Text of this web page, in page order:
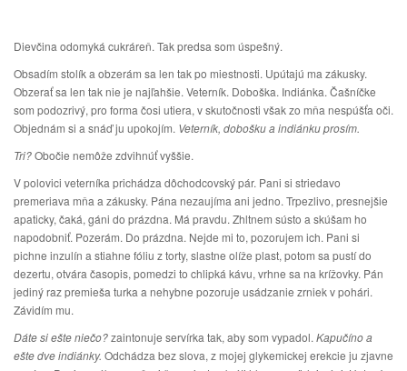
Dievčina odomyká cukráreň. Tak predsa som úspešný.
Obsadím stolík a obzerám sa len tak po miestnosti. Upútajú ma zákusky.
Obzerať sa len tak nie je najľahšie. Veterník. Doboška. Indiánka. Čašníčke
som podozrivý, pro forma čosi utiera, v skutočnosti však zo mňa nespúšťa oči.
Objednám si a snáď ju upokojím. Veterník, dobošku a indiánku prosím.
Tri?Obočie nemôže zdvihnúť vyššie.
V polovici veterníka prichádza dôchodcovský pár. Pani si striedavo
premeriava mňa a zákusky. Pána nezaujíma ani jedno. Trpezlivo, presnejšie
apaticky, čaká, gáni do prázdna. Má pravdu. Zhltnem sústo a skúšam ho
napodobniť. Pozerám. Do prázdna. Nejde mi to, pozorujem ich. Pani si
pichne inzulín a stiahne fóliu z torty, slastne olíže plast, potom sa pustí do
dezertu, otvára časopis, pomedzi to chlipká kávu, vrhne sa na krížovky. Pán
jediný raz premieša turka a nehybne pozoruje usádzanie zrniek v pohári.
Závidím mu.
Dáte si ešte niečo?zaintonuje servírka tak, aby som vypadol. Kapučíno a
ešte dve indiánky. Odchádza bez slova, z mojej glykemickej erekcie ju zjavne